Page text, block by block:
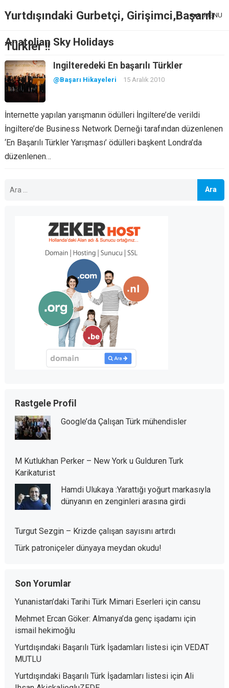
Yurtdışındaki Gurbetçi, Girişimci,Başarılı
Türkler !!
MENU
Anatolian Sky Holidays
Ingilteredeki En başarılı Türkler
@Başarı Hikayeleri 15 Aralık 2010
İnternette yapılan yarışmanın ödülleri İngiltere’de verildi
İngiltere’de Business Network Derneği tarafından düzenlenen
‘En Başarılı Türkler Yarışması’ ödülleri başkent Londra’da
düzenlenen…
Rastgele Profil
Google’da Çalışan Türk mühendisler
M Kutlukhan Perker – New York u Gulduren Turk
Karikaturist
Hamdi Ulukaya :Yarattığı yoğurt markasıyla
dünyanın en zenginleri arasına girdi
Turgut Sezgin – Krizde çalışan sayısını artırdı
Türk patroniçeler dünyaya meydan okudu!
Son Yorumlar
Yunanistan’daki Tarihi Türk Mimari Eserleriiçin cansu
Mehmet Ercan Göker: Almanya’da genç işadamıiçin
ismail hekimoğlu
Yurtdışındaki Başarılı Türk İşadamları listesiiçin VEDAT
MUTLU
Yurtdışındaki Başarılı Türk İşadamları listesiiçin Ali